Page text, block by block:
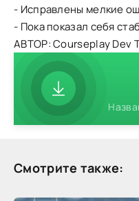
- Исправлены мелкие
- Пока показал себя
АВТОР: Courseplay Dev
Смотрите также: